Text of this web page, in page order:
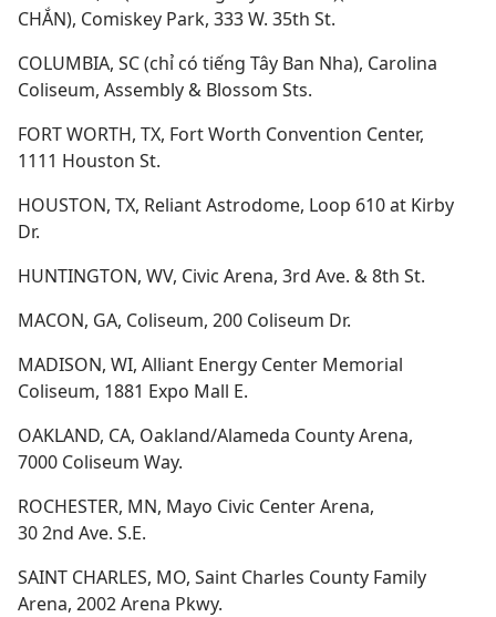
CHẮN), Comiskey Park, 333 W. 35th St.
COLUMBIA, SC (chỉ có tiếng Tây Ban Nha), Carolina
Coliseum, Assembly & Blossom Sts.
FORT WORTH, TX, Fort Worth Convention Center,
1111 Houston St.
HOUSTON, TX, Reliant Astrodome, Loop 610 at Kirby
Dr.
HUNTINGTON, WV, Civic Arena, 3rd Ave. & 8th St.
MACON, GA, Coliseum, 200 Coliseum Dr.
MADISON, WI, Alliant Energy Center Memorial
Coliseum, 1881 Expo Mall E.
OAKLAND, CA, Oakland/Alameda County Arena,
7000 Coliseum Way.
ROCHESTER, MN, Mayo Civic Center Arena,
30 2nd Ave. S.E.
SAINT CHARLES, MO, Saint Charles County Family
Arena, 2002 Arena Pkwy.